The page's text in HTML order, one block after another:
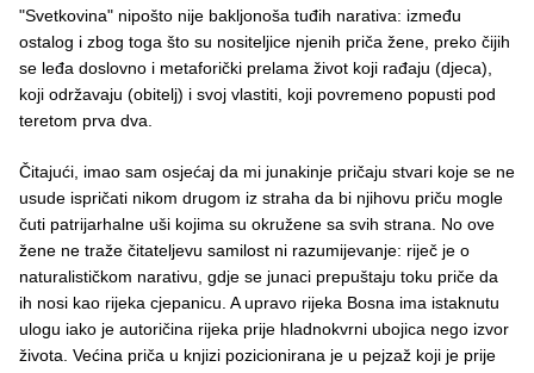
"Svetkovina" nipošto nije bakljonoša tuđih narativa: između
ostalog i zbog toga što su nositeljice njenih priča žene, preko čijih
se leđa doslovno i metaforički prelama život koji rađaju (djeca),
koji održavaju (obitelj) i svoj vlastiti, koji povremeno popusti pod
teretom prva dva.
Čitajući, imao sam osjećaj da mi junakinje pričaju stvari koje se ne
usude ispričati nikom drugom iz straha da bi njihovu priču mogle
čuti patrijarhalne uši kojima su okružene sa svih strana. No ove
žene ne traže čitateljevu samilost ni razumijevanje: riječ je o
naturalističkom narativu, gdje se junaci prepuštaju toku priče da
ih nosi kao rijeka cjepanicu. A upravo rijeka Bosna ima istaknutu
ulogu iako je autoričina rijeka prije hladnokvrni ubojica nego izvor
života. Većina priča u knjizi pozicionirana je u pejzaž koji je prije